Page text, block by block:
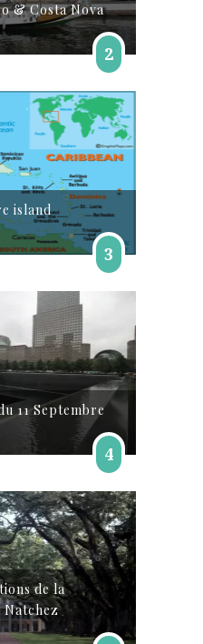
& Costa Nova
2
island
3
11 Septembre
4
de la
Natchez